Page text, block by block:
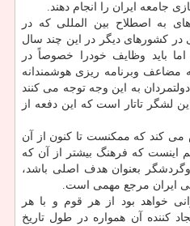
جامعه ایران را انجام دهند.
به اصطلاح بین المللی كه در
كشورهای دیگر در این چند سال
باید وظایف خودرا خصوصاً در
مضاعف وبرنامه ریزی هوشمندانه
به این وجه توجه می كنند
لشگر تاتار است كه این دفعه از
كند كه ممكنست تا كنون از آن
اینست كه فرهنگ بیشتر از آن كه
بعنوان هدف اصلی باشد،
ایران مرجع مهمی است.
خواهد بود از هر قوم و با هر
كننده آن همواره در طول تاریخ